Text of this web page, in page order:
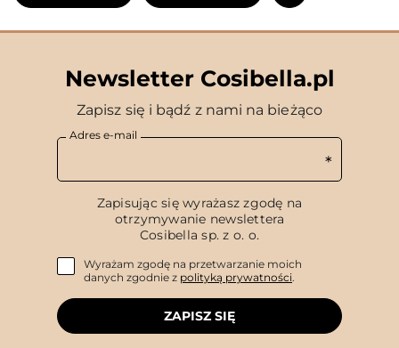
Newsletter Cosibella.pl
Zapisz się i bądź z nami na bieżąco
Adres e-mail
Zapisując się wyrażasz zgodę na
otrzymywanie newslettera
Cosibella sp. z o. o.
Wyrażam zgodę na przetwarzanie moich
danych zgodnie z polityką prywatności.
ZAPISZ SIĘ